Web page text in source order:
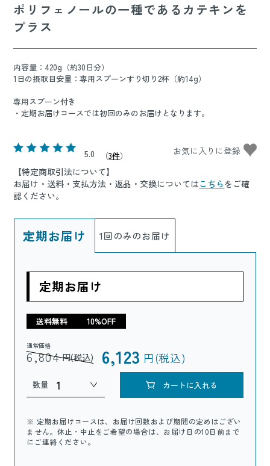
ポリフェノールの一種であるカテキンを
プラス
内容量：420g（約30日分）
1日の摂取目安量：専用スプーンすり切り2杯（約14g）
専用スプーン付き
・定期お届けコースでは初回のみのお届けとなります。
5.0 （3件）
【特定商取引法について】
お届け・送料・支払方法・返品・交換についてはこちらをご確
認ください。
定期お届け 1回のみのお届け
定期お届け
送料無料 10%OFF
通常価格
6,804 円(税込) 6,123 円(税込)
数量 カートに入れる
※ 定期お届けコースは、お届け回数および期間の定めはござい
ません。休止・中止をご希望の場合は、お届け日の10日前まで
にご連絡ください。